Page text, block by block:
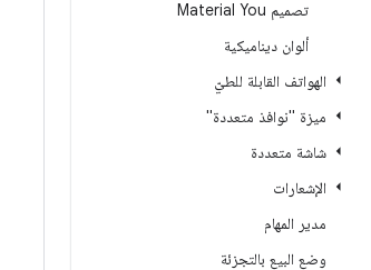
تصميم Material You
ألوان ديناميكية
الهواتف القابلة للطيّ
ميزة "نوافذ متعددة"
شاشة متعددة
الإشعارات
مدير المهام
وضع البيع بالتجزئة